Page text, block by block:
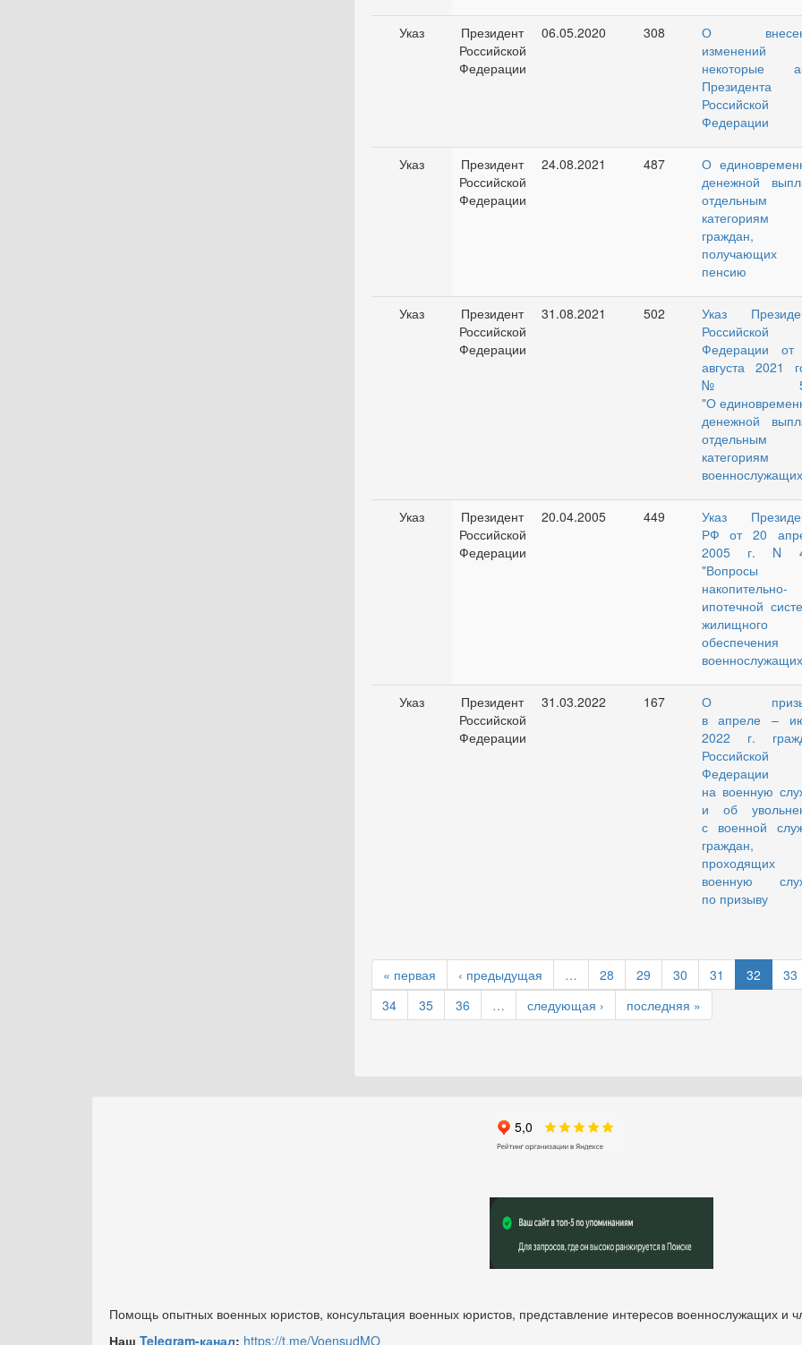
Указ
Президент
Российской
Федерации
06.05.2020 308
О
некоторые
Президента
Российской
Федерации
Указ
Президент
Российской
Федерации
24.08.2021 487
О
денежной
отдельным
категориям
граждан,
получающих
пенсию
Указ
Президент
Российской
Федерации
31.08.2021 502
Указ
Российской
Федерации
августа 2021
№
"О
денежной
отдельным
категориям
Указ
Президент
Российской
Федерации
20.04.2005 449
Указ
РФ от 20
2005 г. N
"Вопросы
накопительно-
ипотечной
жилищного
обеспечения
Указ
Президент
Российской
Федерации
31.03.2022 167
О
в апреле –
2022 г.
Российской
Федерации
на военную
и об
с военной
граждан,
проходящих
военную
по призыву
« первая ‹ предыдущая … 28 29 30 31 32
33
34
35 36 … следующая › последняя »
Помощь опытных военных юристов, консультация военных юристов, представление интересов военнослужащих и
Наш Telegram-канал: https://t.me/VoensudMO